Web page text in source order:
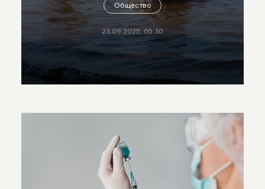
Общество
23.09.2025, 05:30